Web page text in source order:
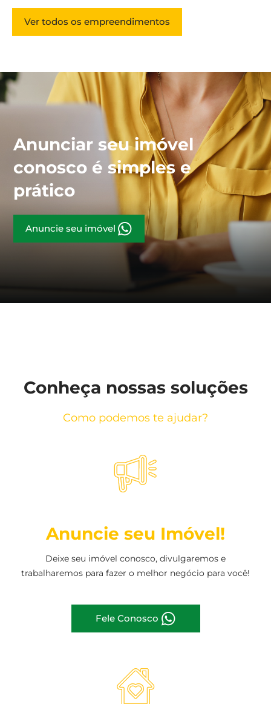
Ver todos os empreendimentos
Anunciar seu imóvel
conosco é simples e
prático
Anuncie seu imóvel
Conheça nossas soluções
Como podemos te ajudar?
Anuncie seu Imóvel!
Deixe seu imóvel conosco, divulgaremos e
trabalharemos para fazer o melhor negócio para você!
Fele Conosco